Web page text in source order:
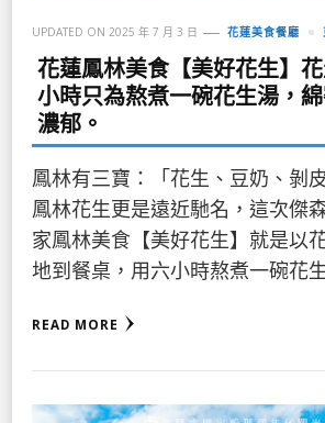
UPDATED ON 2025 年 7 月 3 日 花蓮美食餐廳
花蓮鳳林美食【美好花生】
小時只為熬煮一碗花生湯，
濃郁。
鳳林有三寶：「花生、豆奶、剝
鳳林花生更是遠近馳名，這次傑
家鳳林美食【美好花生】就是以
地到餐桌，用六小時熬煮一碗花
READ MORE